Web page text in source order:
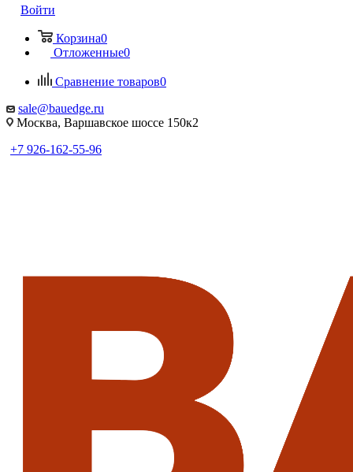
Войти
Корзина0
Отложенные0
Сравнение товаров0
sale@bauedge.ru
Москва, Варшавское шоссе 150к2
+7 926-162-55-96